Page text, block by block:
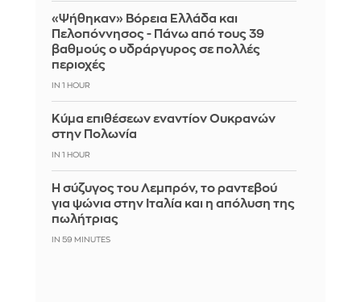
«Ψήθηκαν» Βόρεια Ελλάδα και
Πελοπόννησος - Πάνω από τους 39
βαθμούς ο υδράργυρος σε πολλές
περιοχές
IN 1 HOUR
Κύμα επιθέσεων εναντίον Ουκρανών
στην Πολωνία
IN 1 HOUR
Η σύζυγος του Λεμπρόν, το ραντεβού
για ψώνια στην Ιταλία και η απόλυση της
πωλήτριας
IN 59 MINUTES